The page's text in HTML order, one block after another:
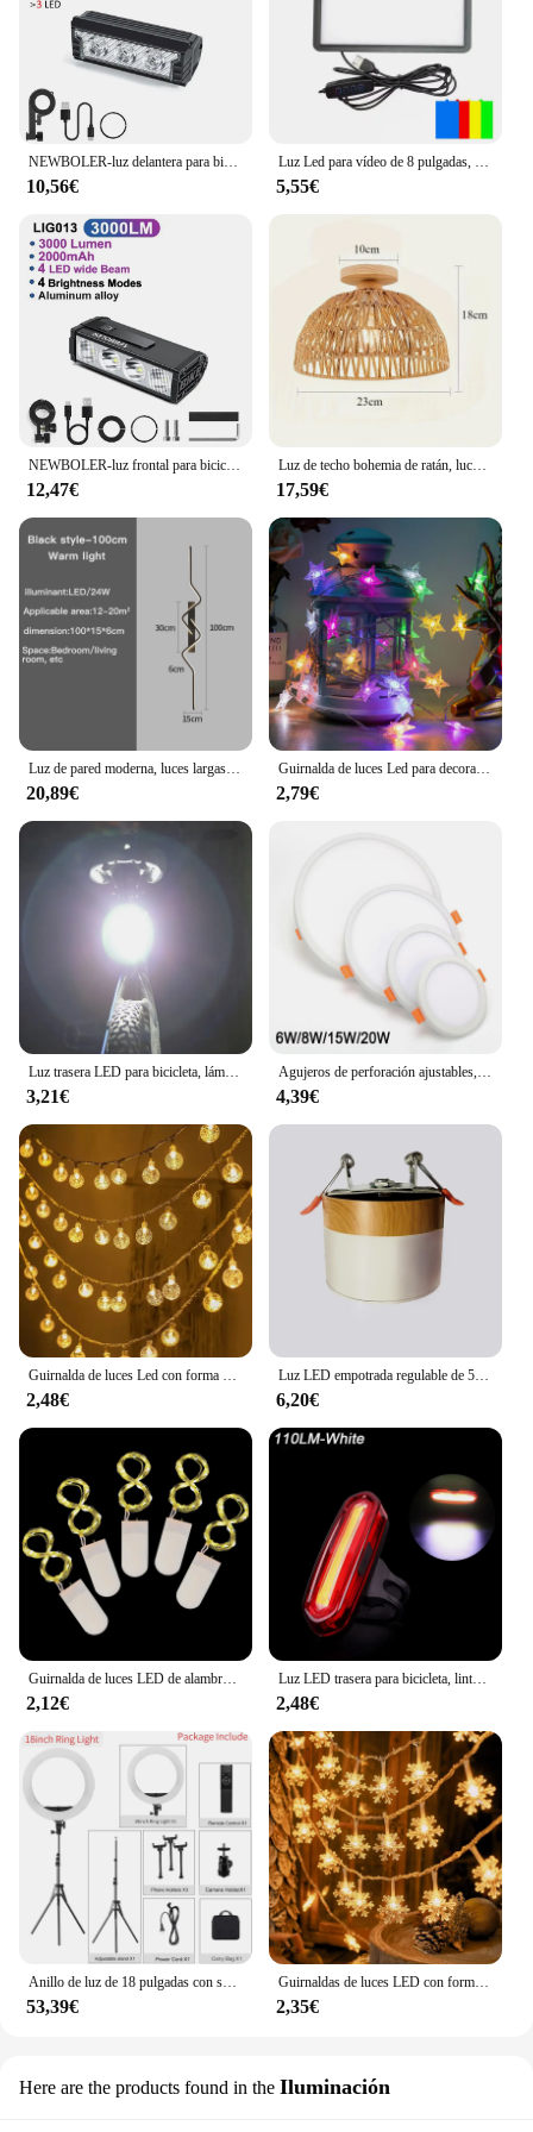
electricity bills but also contributes to a greener
planet. With its long-lasting performance, you can
trust this light to provide consistent illumination for
years to come.
NEWBOLER-luz delantera para bicicleta, 6000 lúmenes, 6600mAh, linterna impermeable, carga USB, accesorios para lámpara de ciclismo de carretera y montaña
10,56€
Luz Led para vídeo de 8 pulgadas, lámpara de relleno regulable para Selfie, sin soporte para trípode, para estudio fotográfico
5,55€
NEWBOLER-luz frontal para bicicleta, 10000 lúmenes, 10000mAh, linterna impermeable, carga USB, accesorios para lámpara de Ciclismo de Carretera MTB
12,47€
Luz de techo bohemia de ratán, luces de techo de cerrado con diseño colgante tejido a mano de mediados de siglo, Base de madera de montaje empotrado
17,59€
Luz de pared moderna, luces largas decorativas nórdicas para sala de estar, pasillo, luz de techo, accesorios de iluminación para decoración del hogar
20,89€
Guirnalda de luces Led para decoración del hogar, tira de luces de hadas de 10M, 80 LED, USB, para exteriores/interiores, Navidad/Año Nuevo
2,79€
Luz trasera LED para bicicleta, lámpara de advertencia de seguridad, recargable vía USB, resistente al agua, accesorios intermitentes para ciclismo nocturno
3,21€
Agujeros de perforación ajustables, tamaño ultrafino 6W / 8W / 15W /20W, LED de techo empotrado, luz de Panel cuadrado Delgado
4,39€
Guirnalda de luces Led con forma de globo, luces de hadas con enchufe USB, lámpara impermeable de 20 Leds, decoración de Navidad, vacaciones, bodas y fiestas
2,48€
Luz LED empotrada regulable de 5W, 7W, 9W12W15W, grano de madera nórdica, foco de luz led de techo colorido, luz de decoración interior
6,20€
Guirnalda de luces LED de alambre de cobre para decoración del árbol de Navidad, 5 piezas, 2m, 2021
2,12€
Luz LED trasera para bicicleta, linterna de advertencia de seguridad para ciclismo nocturno, resistente al agua, de alto brillo
2,48€
Anillo de luz de 18 pulgadas con soporte para trípode 55W 3000-5800K CRI 90 luz de estudio fotográfico para Vlog Video Shooting maquillaje Selfie anillo de luz
53,39€
Guirnaldas de luces LED con forma de copo de nieve de 3/6/10M, guirnalda con batería USB, luces navideñas, árbol de Navidad, decoración de habitación de Año Nuevo, lámpara para exteriores
2,35€
Here are the products found in the Iluminación